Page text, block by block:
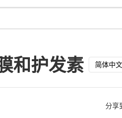
碳中和
美国临床
娱乐时尚
新加坡
和护发素 简体中文
分享